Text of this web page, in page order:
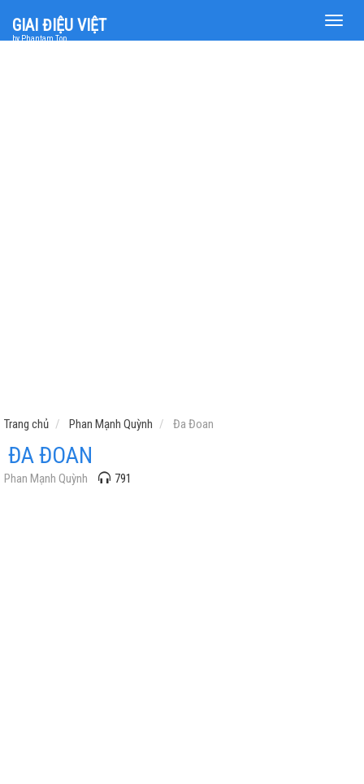
Toggle
GIAI ĐIỆU VIỆT
by Phantam Top
Trang chủ Phan Mạnh Quỳnh Đa Đoan
ĐA ĐOAN
Phan Mạnh Quỳnh 791